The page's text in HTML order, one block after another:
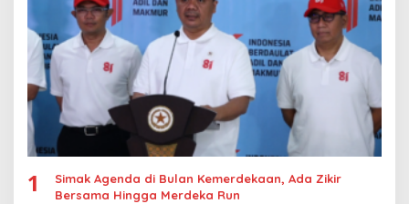
1
Simak Agenda di Bulan Kemerdekaan, Ada Zikir
Bersama Hingga Merdeka Run